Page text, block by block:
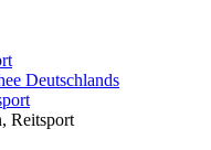
Deutschlands
Reitsport